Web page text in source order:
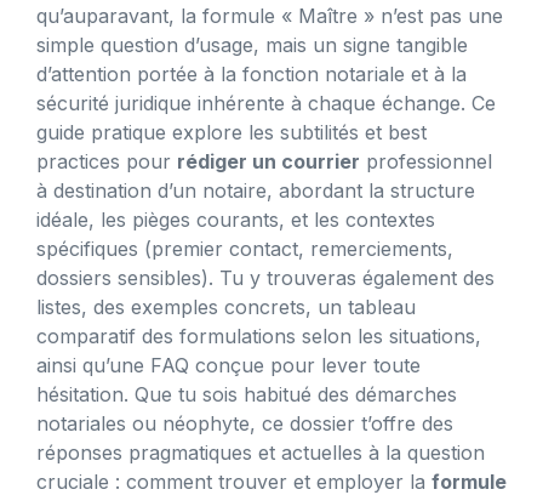
qu’auparavant, la formule « Maître » n’est pas une
simple question d’usage, mais un signe tangible
d’attention portée à la fonction notariale et à la
sécurité juridique inhérente à chaque échange. Ce
guide pratique explore les subtilités et best
practices pour rédiger un courrier professionnel
à destination d’un notaire, abordant la structure
idéale, les pièges courants, et les contextes
spécifiques (premier contact, remerciements,
dossiers sensibles). Tu y trouveras également des
listes, des exemples concrets, un tableau
comparatif des formulations selon les situations,
ainsi qu’une FAQ conçue pour lever toute
hésitation. Que tu sois habitué des démarches
notariales ou néophyte, ce dossier t’offre des
réponses pragmatiques et actuelles à la question
cruciale : comment trouver et employer la formule